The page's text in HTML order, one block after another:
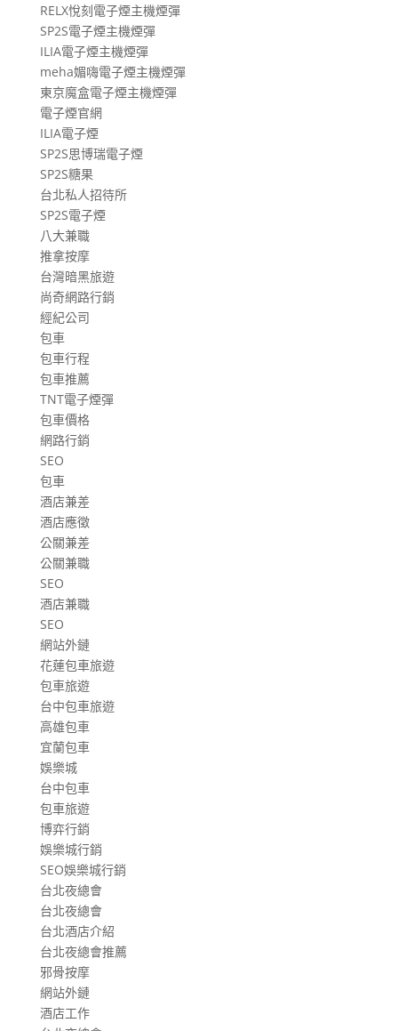
RELX悅刻電子煙主機煙彈
SP2S電子煙主機煙彈
ILIA電子煙主機煙彈
meha媚嗨電子煙主機煙彈
東京魔盒電子煙主機煙彈
電子煙官網
ILIA電子煙
SP2S思博瑞電子煙
SP2S糖果
台北私人招待所
SP2S電子煙
八大兼職
推拿按摩
台灣暗黑旅遊
尚奇網路行銷
經紀公司
包車
包車行程
包車推薦
TNT電子煙彈
包車價格
網路行銷
SEO
包車
酒店兼差
酒店應徵
公關兼差
公關兼職
SEO
酒店兼職
SEO
網站外鏈
花蓮包車旅遊
包車旅遊
台中包車旅遊
高雄包車
宜蘭包車
娛樂城
台中包車
包車旅遊
博弈行銷
娛樂城行銷
SEO娛樂城行銷
台北夜總會
台北夜總會
台北酒店介紹
台北夜總會推薦
邪骨按摩
網站外鏈
酒店工作